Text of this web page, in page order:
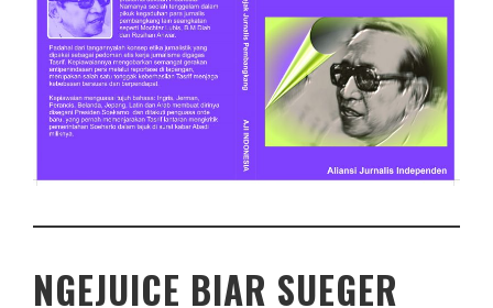
NGEJUICE BIAR SUEGER